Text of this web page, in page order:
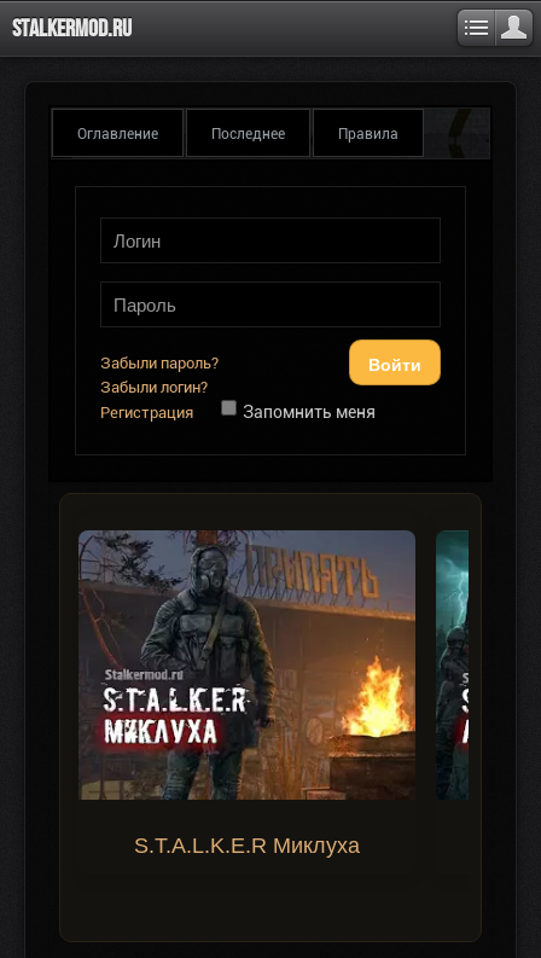
Stalkermod.ru
Оглавление Последнее Правила
Войти
Забыли пароль?
Забыли логин?
Регистрация
Запомнить меня
S.T.A.L.K.E.R Миклуха